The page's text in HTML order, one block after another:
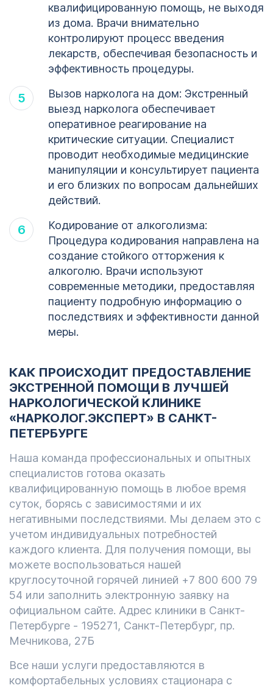
квалифицированную помощь, не выходя
из дома. Врачи внимательно
контролируют процесс введения
лекарств, обеспечивая безопасность и
эффективность процедуры.
Вызов нарколога на дом: Экстренный
выезд нарколога обеспечивает
оперативное реагирование на
критические ситуации. Специалист
проводит необходимые медицинские
манипуляции и консультирует пациента
и его близких по вопросам дальнейших
действий.
Кодирование от алкоголизма:
Процедура кодирования направлена на
создание стойкого отторжения к
алкоголю. Врачи используют
современные методики, предоставляя
пациенту подробную информацию о
последствиях и эффективности данной
меры.
КАК ПРОИСХОДИТ ПРЕДОСТАВЛЕНИЕ
ЭКСТРЕННОЙ ПОМОЩИ В ЛУЧШЕЙ
НАРКОЛОГИЧЕСКОЙ КЛИНИКЕ
«НАРКОЛОГ.ЭКСПЕРТ» В САНКТ-
ПЕТЕРБУРГЕ
Наша команда профессиональных и опытных
специалистов готова оказать
квалифицированную помощь в любое время
суток, борясь с зависимостями и их
негативными последствиями. Мы делаем это с
учетом индивидуальных потребностей
каждого клиента. Для получения помощи, вы
можете воспользоваться нашей
круглосуточной горячей линией +7 800 600 79
54 или заполнить электронную заявку на
официальном сайте. Адрес клиники в Санкт-
Петербурге - 195271, Санкт-Петербург, пр.
Мечникова, 27Б
Все наши услуги предоставляются в
комфортабельных условиях стационара с